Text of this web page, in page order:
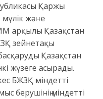
Қаржы
мүлік және
арқылы Қазақстан
зейнетақы
Қазақстан
жүзеге асырады.
БЖЗҚ міндетті
берушінің міндетті